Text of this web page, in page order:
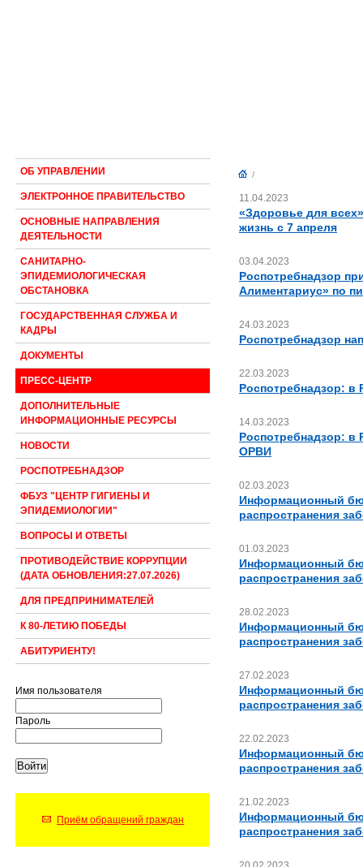
ОБ УПРАВЛЕНИИ
ЭЛЕКТРОННОЕ ПРАВИТЕЛЬСТВО
ОСНОВНЫЕ НАПРАВЛЕНИЯ
ДЕЯТЕЛЬНОСТИ
САНИТАРНО-
ЭПИДЕМИОЛОГИЧЕСКАЯ
ОБСТАНОВКА
ГОСУДАРСТВЕННАЯ СЛУЖБА И
КАДРЫ
ДОКУМЕНТЫ
ПРЕСС-ЦЕНТР
ДОПОЛНИТЕЛЬНЫЕ
ИНФОРМАЦИОННЫЕ РЕСУРСЫ
НОВОСТИ
РОСПОТРЕБНАДЗОР
ФБУЗ "ЦЕНТР ГИГИЕНЫ И
ЭПИДЕМИОЛОГИИ"
ВОПРОСЫ И ОТВЕТЫ
ПРОТИВОДЕЙСТВИЕ КОРРУПЦИИ
(ДАТА ОБНОВЛЕНИЯ:27.07.2026)
ДЛЯ ПРЕДПРИНИМАТЕЛЕЙ
К 80-ЛЕТИЮ ПОБЕДЫ
АБИТУРИЕНТУ!
Имя пользователя
Пароль
Приём обращений граждан
/
11.04.2023
«Здоровье для
жизнь с 7 апреля
03.04.2023
Роспотребнадзор
Алиментариус» по
24.03.2023
Роспотребнадзор
22.03.2023
Роспотребнадзор: в
14.03.2023
Роспотребнадзор: в
ОРВИ
02.03.2023
Информационный
распространения
01.03.2023
Информационный
распространения
28.02.2023
Информационный
распространения
27.02.2023
Информационный
распространения
22.02.2023
Информационный
распространения
21.02.2023
Информационный
распространения